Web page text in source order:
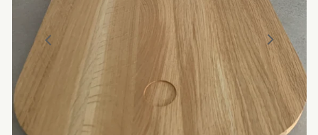
Ouvrir
des
supports
multimédia
dans
la
Ouvrir
des
supports
multimédia
dans
la